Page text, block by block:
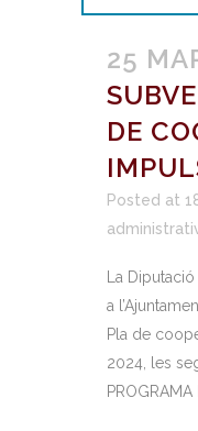
25
DE
Posted at
La
a
Pla de
2024, les